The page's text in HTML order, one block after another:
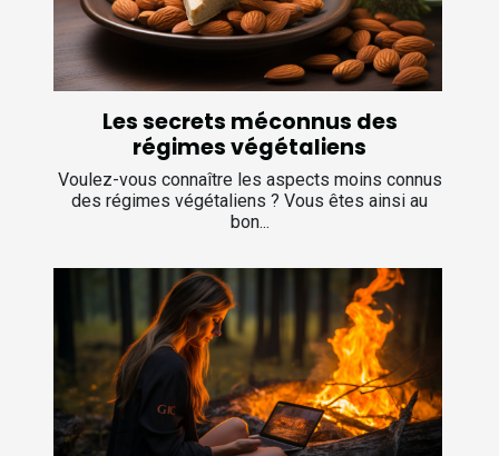
Les secrets méconnus des
régimes végétaliens
Voulez-vous connaître les aspects moins connus
des régimes végétaliens ? Vous êtes ainsi au
bon...